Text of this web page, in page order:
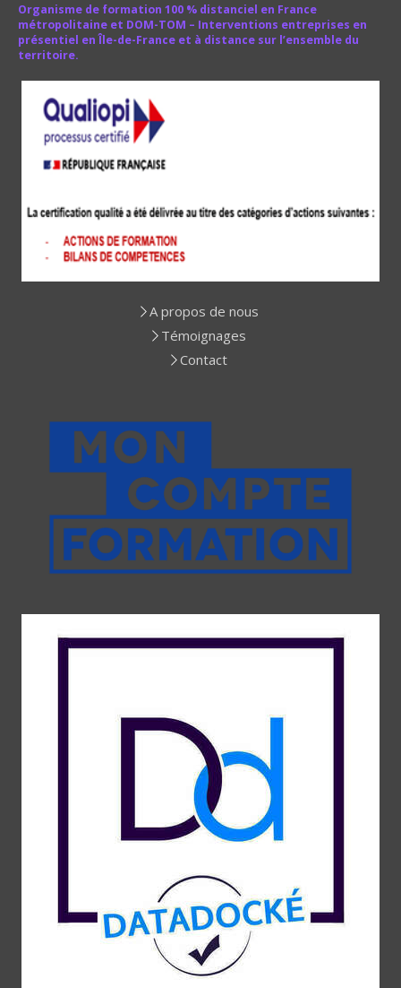
Organisme de formation 100 % distanciel en France
métropolitaine et DOM-TOM – Interventions entreprises en
présentiel en Île-de-France et à distance sur l’ensemble du
territoire.
A propos de nous
Témoignages
Contact